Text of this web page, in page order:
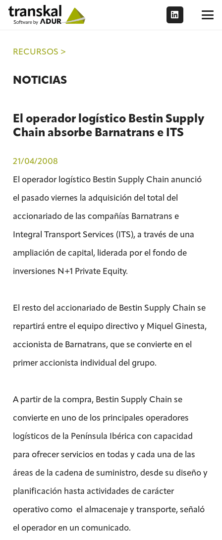
RECURSOS >
NOTICIAS
El operador logístico Bestin Supply
Chain absorbe Barnatrans e ITS
21/04/2008
El operador logístico Bestin Supply Chain anunció
el pasado viernes la adquisición del total del
accionariado de las compañías Barnatrans e
Integral Transport Services (ITS), a través de una
ampliación de capital, liderada por el fondo de
inversiones N+1 Private Equity.
El resto del accionariado de Bestin Supply Chain se
repartirá entre el equipo directivo y Miquel Ginesta,
accionista de Barnatrans, que se convierte en el
primer accionista individual del grupo.
A partir de la compra, Bestin Supply Chain se
convierte en uno de los principales operadores
logísticos de la Península Ibérica con capacidad
para ofrecer servicios en todas y cada una de las
áreas de la cadena de suministro, desde su diseño y
planificación hasta actividades de carácter
operativo como el almacenaje y transporte, señaló
el operador en un comunicado.